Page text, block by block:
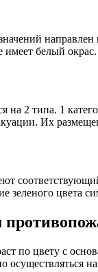
белый окрас.
на 2 типа. 1
Их
зеленого цвета
по цвету с